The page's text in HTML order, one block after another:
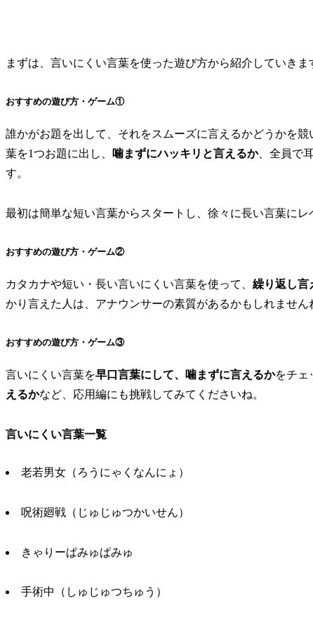
まずは、言いにくい言葉を使った遊び方から紹介していきま
おすすめの遊び方・ゲーム①
誰かがお題を出して、それをスムーズに言えるかどうかを
葉を1つお題に出し、
噛まずにハッキリと言えるか、全員で
す。
最初は簡単な短い言葉からスタートし、徐々に長い言葉にレ
おすすめの遊び方・ゲーム②
カタカナや短い・長い言いにくい言葉を使って、 繰り返し言
かり言えた人は、アナウンサーの素質があるかもしれません
おすすめの遊び方・ゲーム③
言いにくい言葉を早口言葉にして、噛まずに言えるかをチェ
えるかなど、応用編にも挑戦してみてくださいね。
言いにくい言葉一覧
老若男女（ろうにゃくなんにょ）
呪術廻戦（じゅじゅつかいせん）
きゃりーぱみゅぱみゅ
手術中（しゅじゅつちゅう）